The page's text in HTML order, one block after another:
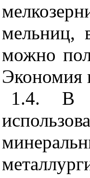
мельниц,
можно
Экономия
1.4. В